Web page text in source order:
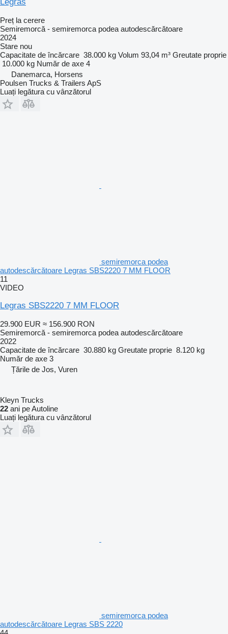
Preț la cerere
Semiremorcă - semiremorca podea autodescărcătoare
2024
Stare nou
Capacitate de încărcare 38.000 kg Volum 93,04 m³ Greutate proprie
10.000 kg Număr de axe 4
Danemarca, Horsens
Poulsen Trucks & Trailers ApS
Luați legătura cu vânzătorul
semiremorca podea
autodescărcătoare Legras SBS2220 7 MM FLOOR
11
VIDEO
Legras SBS2220 7 MM FLOOR
29.900 EUR ≈ 156.900 RON
Semiremorcă - semiremorca podea autodescărcătoare
2022
Capacitate de încărcare 30.880 kg Greutate proprie 8.120 kg
Număr de axe 3
Țările de Jos, Vuren
Kleyn Trucks
22 ani pe Autoline
Luați legătura cu vânzătorul
semiremorca podea
autodescărcătoare Legras SBS 2220